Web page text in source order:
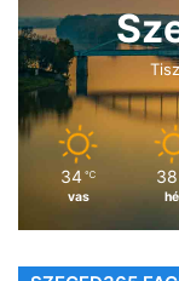
34 ℃
vas
38